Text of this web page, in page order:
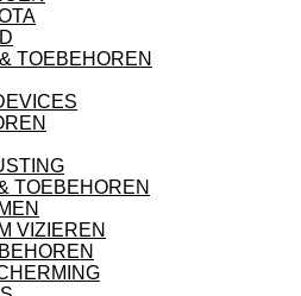
TOEBEHOREN
TOEBEHOREN
VIZIEREN